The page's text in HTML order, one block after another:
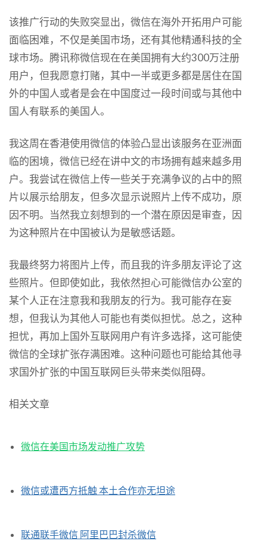
该推广行动的失败突显出，微信在海外开拓用户可能
面临困难，不仅是美国市场，还有其他精通科技的全
球市场。腾讯称微信现在在美国拥有大约300万注册
用户，但我愿意打赌，其中一半或更多都是居住在国
外的中国人或者是会在中国度过一段时间或与其他中
国人有联系的美国人。
我这周在香港使用微信的体验凸显出该服务在亚洲面
临的困境，微信已经在讲中文的市场拥有越来越多用
户。我尝试在微信上传一些关于充满争议的占中的照
片以展示给朋友，但多次显示说照片上传不成功，原
因不明。当然我立刻想到的一个潜在原因是审查，因
为这种照片在中国被认为是敏感话题。
我最终努力将图片上传，而且我的许多朋友评论了这
些照片。但即使如此，我依然担心可能微信办公室的
某个人正在注意我和我朋友的行为。我可能存在妄
想，但我认为其他人可能也有类似担忧。总之，这种
担忧，再加上国外互联网用户有许多选择，这可能使
微信的全球扩张存满困难。这种问题也可能给其他寻
求国外扩张的中国互联网巨头带来类似阻碍。
相关文章
微信在美国市场发动推广攻势
微信或遭西方抵触 本土合作亦无坦途
联通联手微信 阿里巴巴封杀微信